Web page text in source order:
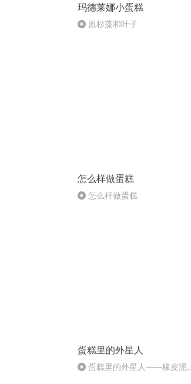
玛德莱娜小蛋糕
原杉藻和叶子
怎么样做蛋糕
怎么样做蛋糕
蛋糕里的外星人
蛋糕里的外星人——橡皮泥